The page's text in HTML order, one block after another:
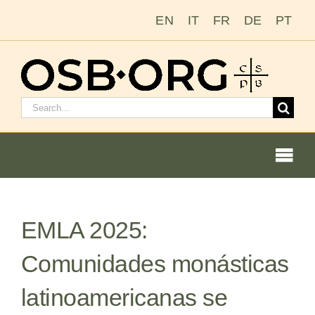
EN IT FR DE PT
Buscar:
La orden benedictina
Cómo hacerse monje o monja
EMLA 2025:
Comunidades monásticas
latinoamericanas se